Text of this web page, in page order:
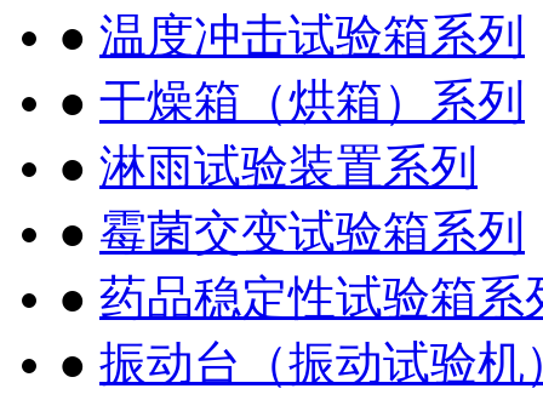
● 温度冲击试验箱系列
● 干燥箱（烘箱）系列
● 淋雨试验装置系列
● 霉菌交变试验箱系列
● 药品稳定性试验箱系
● 振动台（振动试验机